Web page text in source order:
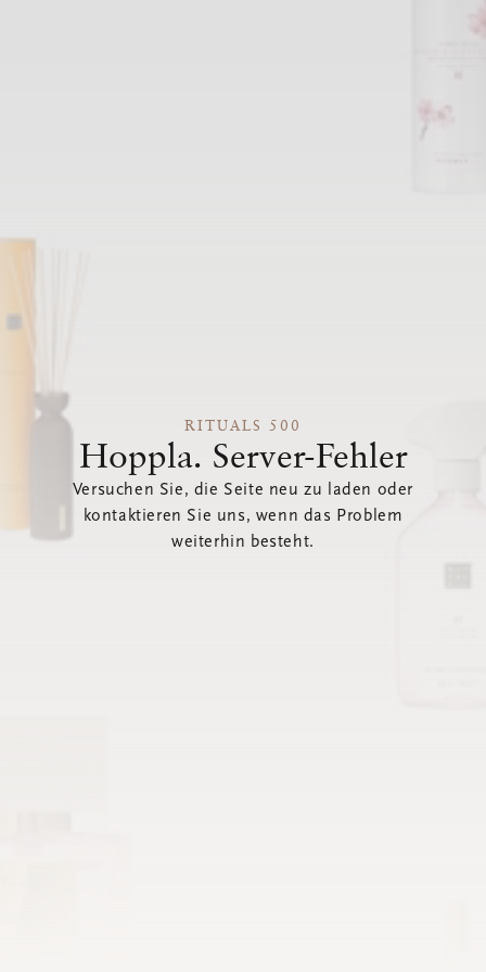
RITUALS 500
Hoppla. Server-Fehler
Versuchen Sie, die Seite neu zu laden oder
kontaktieren Sie uns, wenn das Problem
weiterhin besteht.